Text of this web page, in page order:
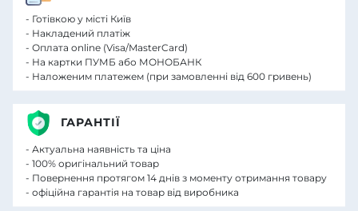
- Готівкою у місті Київ
- Накладений платіж
- Оплата online (Visa/MasterCard)
- На картки ПУМБ або МОНОБАНК
- Наложеним платежем (при замовленні від 600 гривень)
ГАРАНТІЇ
- Актуальна наявність та ціна
- 100% оригінальний товар
- Повернення протягом 14 днів з моменту отримання товару
- офіційна гарантія на товар від виробника